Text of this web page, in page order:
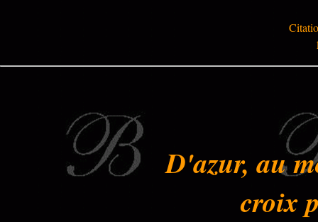
D'azur, au
croix